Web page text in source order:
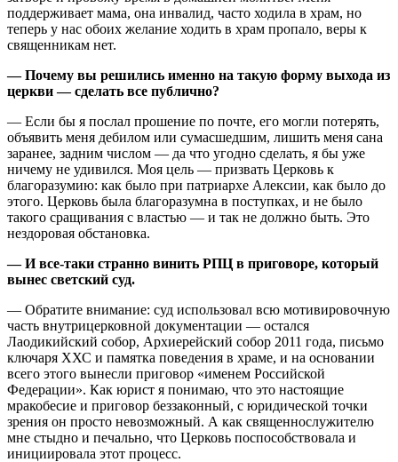
поддерживает мама, она инвалид, часто ходила в храм, но
теперь у нас обоих желание ходить в храм пропало, веры к
священникам нет.
— Почему вы решились именно на такую форму выхода из
церкви — сделать все публично?
— Если бы я послал прошение по почте, его могли потерять,
объявить меня дебилом или сумасшедшим, лишить меня сана
заранее, задним числом — да что угодно сделать, я бы уже
ничему не удивился. Моя цель — призвать Церковь к
благоразумию: как было при патриархе Алексии, как было до
этого. Церковь была благоразумна в поступках, и не было
такого сращивания с властью — и так не должно быть. Это
нездоровая обстановка.
— И все-таки странно винить РПЦ в приговоре, который
вынес светский суд.
— Обратите внимание: суд использовал всю мотивировочную
часть внутрицерковной документации — остался
Лаодикийский собор, Архиерейский собор 2011 года, письмо
ключаря ХХС и памятка поведения в храме, и на основании
всего этого вынесли приговор «именем Российской
Федерации». Как юрист я понимаю, что это настоящие
мракобесие и приговор беззаконный, с юридической точки
зрения он просто невозможный. А как священнослужителю
мне стыдно и печально, что Церковь поспособствовала и
инициировала этот процесс.